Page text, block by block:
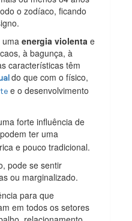
o zodíaco, ficando
umaenergia violenta e
à bagunça, à
características têm
do que com o físico,
e o desenvolvimento
forte influência de
podem ter uma
e pouco tradicional.
pode se sentir
ou marginalizado.
para que
em todos os setores